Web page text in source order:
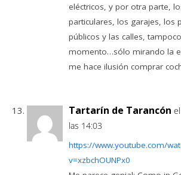
eléctricos, y por otra parte,
particulares, los garajes, los
públicos y las calles,
momento…sólo mirando la
me hace ilusión comprar
Tartarín de Tarancón
las 14:03
https://www.youtube.com/
v=xzbchOUNPx0